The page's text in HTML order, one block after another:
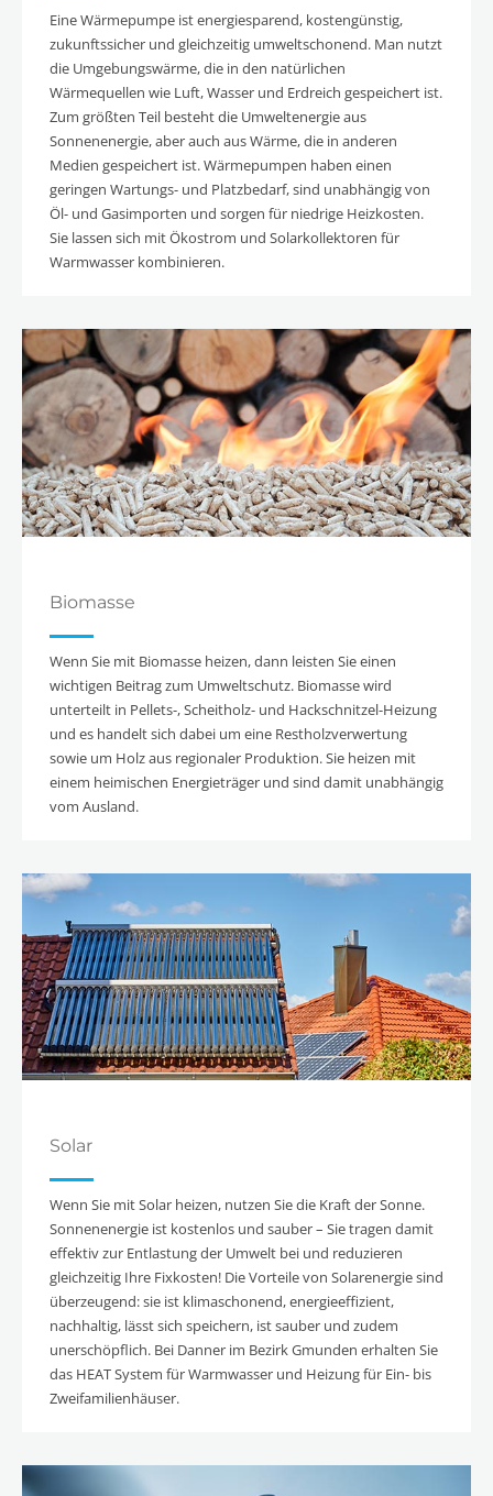
Eine Wärmepumpe ist energiesparend, kostengünstig,
zukunftssicher und gleichzeitig umweltschonend. Man nutzt
die Umgebungswärme, die in den natürlichen
Wärmequellen wie Luft, Wasser und Erdreich gespeichert ist.
Zum größten Teil besteht die Umweltenergie aus
Sonnenenergie, aber auch aus Wärme, die in anderen
Medien gespeichert ist. Wärmepumpen haben einen
geringen Wartungs- und Platzbedarf, sind unabhängig von
Öl- und Gasimporten und sorgen für niedrige Heizkosten.
Sie lassen sich mit Ökostrom und Solarkollektoren für
Warmwasser kombinieren.
Biomasse
Wenn Sie mit Biomasse heizen, dann leisten Sie einen
wichtigen Beitrag zum Umweltschutz. Biomasse wird
unterteilt in Pellets-, Scheitholz- und Hackschnitzel-Heizung
und es handelt sich dabei um eine Restholzverwertung
sowie um Holz aus regionaler Produktion. Sie heizen mit
einem heimischen Energieträger und sind damit unabhängig
vom Ausland.
Solar
Wenn Sie mit Solar heizen, nutzen Sie die Kraft der Sonne.
Sonnenenergie ist kostenlos und sauber – Sie tragen damit
effektiv zur Entlastung der Umwelt bei und reduzieren
gleichzeitig Ihre Fixkosten! Die Vorteile von Solarenergie sind
überzeugend: sie ist klimaschonend, energieeffizient,
nachhaltig, lässt sich speichern, ist sauber und zudem
unerschöpflich. Bei Danner im Bezirk Gmunden erhalten Sie
das HEAT System für Warmwasser und Heizung für Ein- bis
Zweifamilienhäuser.